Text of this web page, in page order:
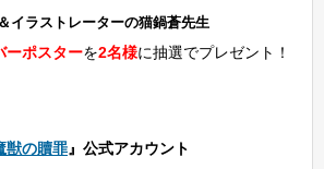
イラストレーターの猫鍋蒼先生
ーポスターを2名様に抽選でプレゼント！
獣の贖罪』公式アカウント